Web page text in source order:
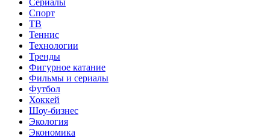
Спорт
ТВ
Теннис
Технологии
Тренды
Фигурное катание
Фильмы и сериалы
Футбол
Хоккей
Шоу-бизнес
Экология
Экономика